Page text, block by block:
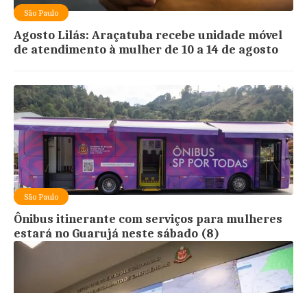
São Paulo
Agosto Lilás: Araçatuba recebe unidade móvel
de atendimento à mulher de 10 a 14 de agosto
São Paulo
Ônibus itinerante com serviços para mulheres
estará no Guarujá neste sábado (8)